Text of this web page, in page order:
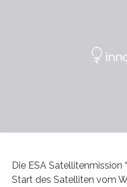
Die ESA Satellitenmission
Start des Satelliten vom